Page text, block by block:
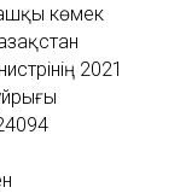
көмек
2021